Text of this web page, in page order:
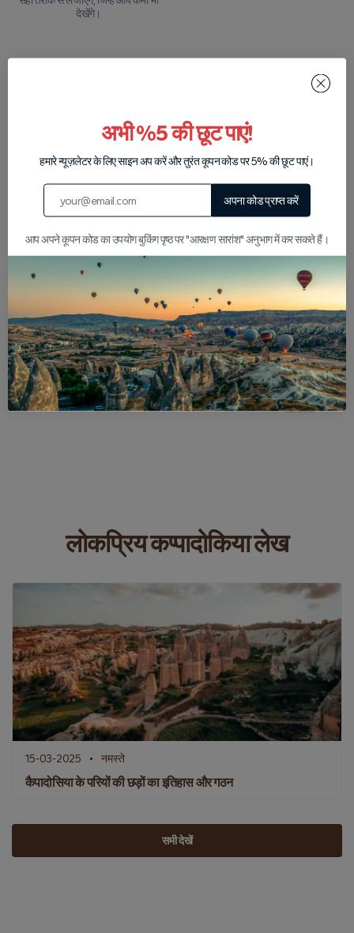
देखेंगे।
लिए छोटे रखते हैं।
के लिए समर्पित हैं।
व्हाट्सएप पर हमारे साथ चैट करें
हमारे सहयोगियों
लोकप्रिय कप्पादोकिया लेख
15-03-2025 नमस्ते
कैपादोसिया के परियों की छड़ों का इतिहास और गठन
सभी देखें
अभी %5 की छूट पाएं!
हमारे न्यूज़लेटर के लिए साइन अप करें और तुरंत कूपन कोड पर 5% की छूट पाएं।
अपना कोड प्राप्त करें
आप अपने कूपन कोड का उपयोग बुकिंग पृष्ठ पर "आरक्षण सारांश" अनुभाग में कर सकते हैं।